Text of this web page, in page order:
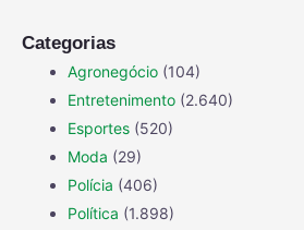
Categorias
Agronegócio (104)
Entretenimento (2.640)
Esportes (520)
Moda (29)
Polícia (406)
Política (1.898)